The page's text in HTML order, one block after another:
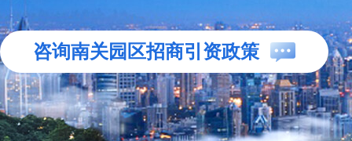
咨询南关园区招商引资政策